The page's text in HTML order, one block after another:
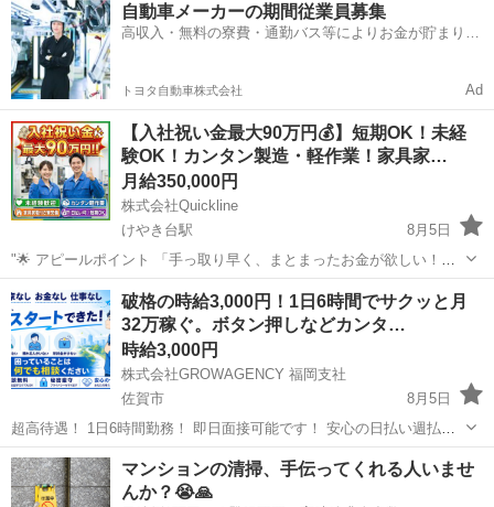
自動車メーカーの期間従業員募集
高収入・無料の寮費・通勤バス等によりお金が貯まりや
トヨタ自動車株式会社 Ad
【入社祝い金最大90万円💰】短期OK！未経
験OK！カンタン製造・軽作業！家具家…
月給350,000円
株式会社Quickline
けやき台駅
8月5日
"🌟 アピールポイント 「手っ取り早く、まとまったお金が欲しい！」
「今の生活を抜け出して、すぐにでも新生活を始めたい！」 そんなあ
なたの願い、ここで叶えませんか？🤝✨ 全国2万件以上の圧倒的な求人
数の中から、あ...
佐賀 佐賀市 けやき台駅 工場 時給
破格の時給3,000円！1日6時間でサクッと月
32万稼ぐ。ボタン押しなどカンタ…
時給3,000円
株式会社GROWAGENCY 福岡支社
佐賀市
8月5日
超高待遇！ 1日6時間勤務！ 即日面接可能です！ 安心の日払い週払い
有♪ お仕事内容は3日あればマスターできちゃう簡単な内容！ 【仕事内
容】 乳製品を少量、専用の機械にセットしてボタンを押す 検査結果
を...
佐賀 佐賀市 カンタン
マンションの清掃、手伝ってくれる人いませ
んか？😭🙏